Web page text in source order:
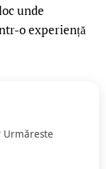
unde
o experiență
Urmăreste